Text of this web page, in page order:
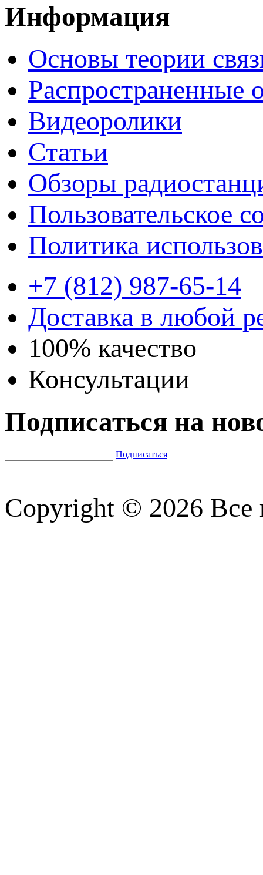
Информация
Основы теории
Распространенные
Видеоролики
Статьи
Обзоры
Пользовательское
Политика
+7 (812) 987-65-14
Доставка в любой
100% качество
Консультации
Подписаться на
Подписаться
Copyright © 2026 Все